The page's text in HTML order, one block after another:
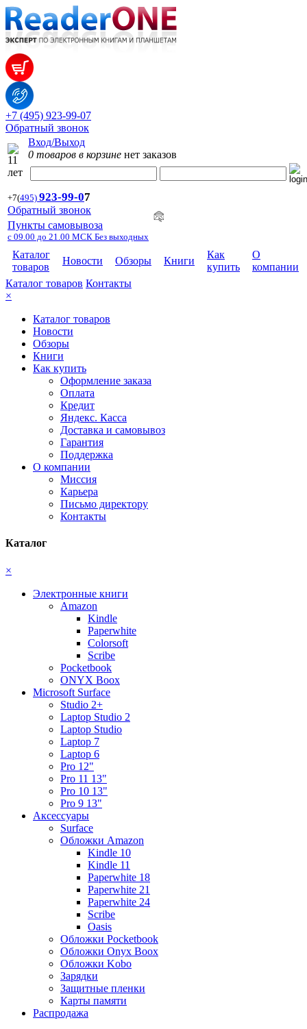
+7 (495) 923-99-07
Обратный звонок
Вход/Выход
0 товаров в корзине нет заказов
+7(495) 923-99-07
Обратный звонок
Пункты самовывоза
с 09.00 до 21.00 МСК Без выходных
Каталог
товаров
Новости Обзоры Книги
Как
купить
О
компании
Каталог товаров Контакты
×
Каталог товаров
Новости
Обзоры
Книги
Как купить
Оформление заказа
Оплата
Кредит
Яндекс. Касса
Доставка и самовывоз
Гарантия
Поддержка
О компании
Миссия
Карьера
Письмо директору
Контакты
Каталог
×
Электронные книги
Amazon
Kindle
Paperwhite
Colorsoft
Scribe
Pocketbook
ONYX Boox
Microsoft Surface
Studio 2+
Laptop Studio 2
Laptop Studio
Laptop 7
Laptop 6
Pro 12"
Pro 11 13"
Pro 10 13"
Pro 9 13"
Аксессуары
Surface
Обложки Amazon
Kindle 10
Kindle 11
Paperwhite 18
Paperwhite 21
Paperwhite 24
Scribe
Oasis
Обложки Pocketbook
Обложки Onyx Boox
Обложки Kobo
Зарядки
Защитные пленки
Карты памяти
Распродажа